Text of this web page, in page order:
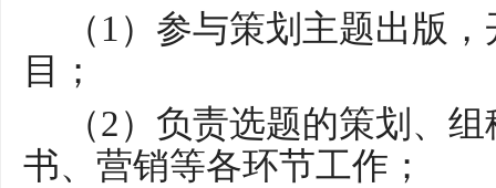
（ 1）参与策划主题出版
目；
（2）负责选题的策划、
书、营销等各环节工作；